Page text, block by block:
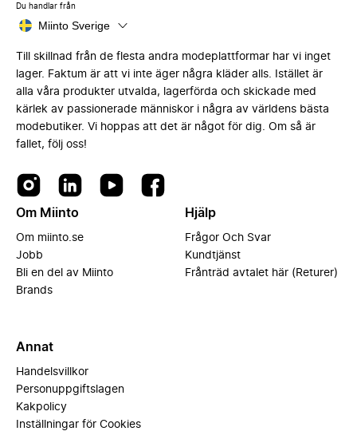
Du handlar från
Miinto Sverige
Till skillnad från de flesta andra modeplattformar har vi inget
lager. Faktum är att vi inte äger några kläder alls. Istället är
alla våra produkter utvalda, lagerförda och skickade med
kärlek av passionerade människor i några av världens bästa
modebutiker. Vi hoppas att det är något för dig. Om så är
fallet, följ oss!
Om Miinto
Om miinto.se
Jobb
Bli en del av Miinto
Brands
Hjälp
Frågor Och Svar
Kundtjänst
Frånträd avtalet här (Returer)
Annat
Handelsvillkor
Personuppgiftslagen
Kakpolicy
Inställningar för Cookies